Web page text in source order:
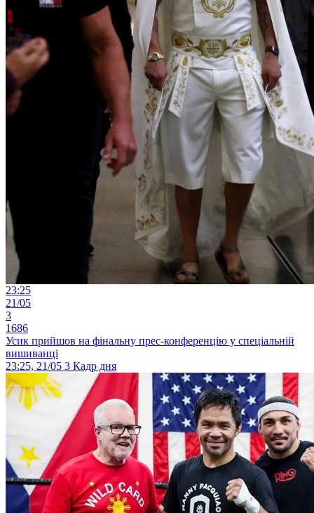
23:25
21/05
3
1686
Усик прийшов на фінальну прес-конференцію у спеціальній
вишиванці
23:25, 21/05 3 Кадр дня